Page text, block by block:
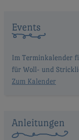
Events
Im Terminkalender
für Woll- und
Zum Kalender
Anleitungen